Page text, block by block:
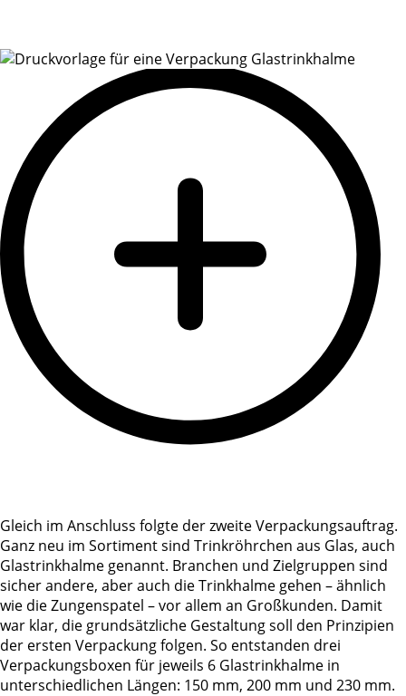
Gleich im Anschluss folgte der zweite Verpackungsauftrag.
Ganz neu im Sortiment sind Trinkröhrchen aus Glas, auch
Glastrinkhalme genannt. Branchen und Zielgruppen sind
sicher andere, aber auch die Trinkhalme gehen – ähnlich
wie die Zungenspatel – vor allem an Großkunden. Damit
war klar, die grundsätzliche Gestaltung soll den Prinzipien
der ersten Verpackung folgen. So entstanden drei
Verpackungsboxen für jeweils 6 Glastrinkhalme in
unterschiedlichen Längen: 150 mm, 200 mm und 230 mm.